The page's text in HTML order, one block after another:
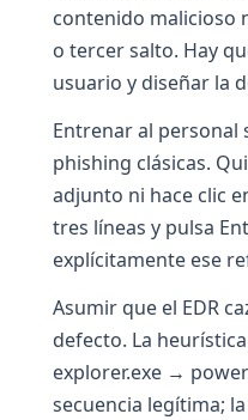
contenido malicioso
o tercer salto. Hay
usuario y diseñar la
Entrenar al personal
phishing clásicas.
adjunto ni hace clic
tres líneas y pulsa
explícitamente ese
Asumir que el EDR
defecto. La
explorer.exe →
secuencia legítima;